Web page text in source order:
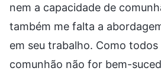
nem a capacidade de
também me falta a
em seu trabalho. Como
comunhão não for bem-